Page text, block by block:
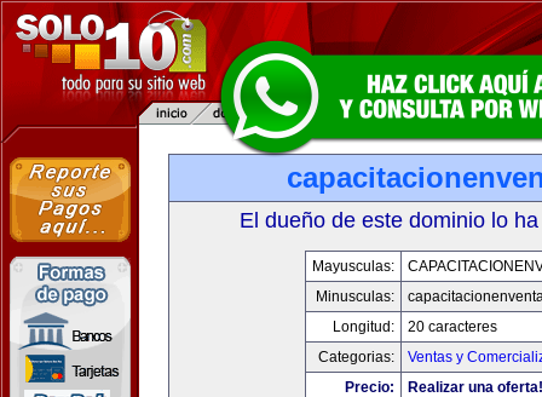
El dueño de este dominio lo
Mayusculas:
Minusculas:
Longitud:
20 caracteres
Categorias:
Ventas y
Precio:
Realizar una oferta!